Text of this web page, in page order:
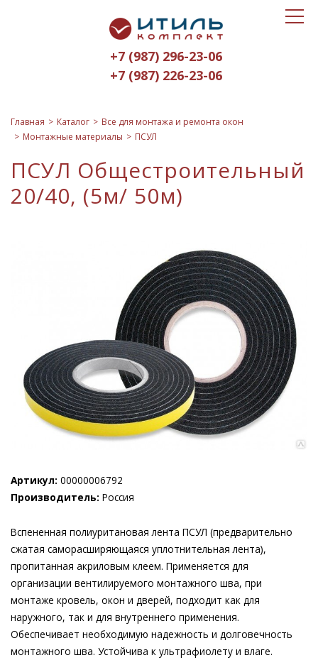
Итиль-
Комплект
logo
+7 (987) 296-23-06
+7 (987) 226-23-06
Toggle
Главная Каталог
Все для монтажа и ремонта окон
Монтажные материалы
ПСУЛ
ПСУЛ Общестроительный
20/40, (5м/ 50м)
Артикул: 00000006792
Производитель: Россия
Вспененная полиуритановая лента ПСУЛ (предварительно
сжатая саморасширяющаяся уплотнительная лента),
пропитанная акриловым клеем. Применяется для
организации вентилируемого монтажного шва, при
монтаже кровель, окон и дверей, подходит как для
наружного, так и для внутреннего применения.
Обеспечивает необходимую надежность и долговечность
монтажного шва. Устойчива к ультрафиолету и влаге.